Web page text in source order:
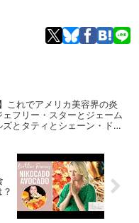
これでアメリカ美容界の炎
フリー・スターとジェーム
とタティとシェーン・ドー